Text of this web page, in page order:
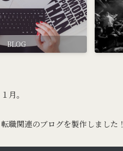
BLOG
月。
職関連のブログを製作しました！